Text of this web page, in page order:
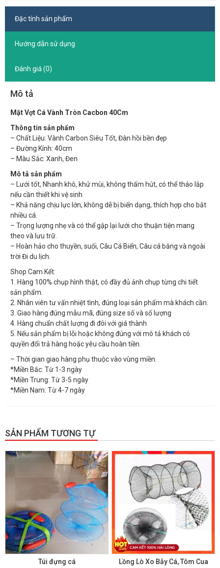
Đặc tính sản phẩm
Hướng dẫn sử dụng
Đánh giá (0)
Mô tả
Mặt Vợt Cá Vành Tròn Cacbon 40Cm
Thông tin sản phẩm
– Chất Liệu: Vành Carbon Siêu Tốt, Đàn hồi bền đẹp
– Đường Kính: 40cm
– Màu Sắc: Xanh, Đen
Mô tả sản phẩm
– Lưới tốt, Nhanh khô, khử mùi, không thấm hút, có thể tháo lắp
nếu cần thiết khi vệ sinh
– Khả năng chịu lực lớn, không dễ bị biến dạng, thích hợp cho bắt
nhiều cá.
– Trọng lượng nhẹ và có thể gập lại lưới cho thuận tiện mang
theo và lưu trữ.
– Hoàn hảo cho thuyền, suối, Câu Cá Biển, Câu cá băng và ngoài
trời Đi du lịch.
Shop Cam Kết:
1. Hàng 100% chụp hình thật, có đầy đủ ảnh chụp từng chi tiết
sản phẩm.
2. Nhân viên tư vấn nhiệt tình, đúng loại sản phẩm mà khách cần.
3. Giao hàng đúng mẫu mã, đúng size số và số lượng
4. Hàng chuẩn chất lượng đi đôi với giá thành
5. Nếu sản phẩm bị lỗi hoặc không đúng với mô tả khách có
quyền đổi trả hàng hoặc yêu cầu hoàn tiền.
– Thời gian giao hàng phụ thuộc vào vùng miền.
*Miền Bắc: Từ 1-3 ngày
*Miền Trung: Từ 3-5 ngày
*Miền Nam: Từ 4-7 ngày
SẢN PHẨM TƯƠNG TỰ
Túi đựng cá
GIẢM GIÁ!
Lồng Lò Xo Bẫy Cá, Tôm Cua